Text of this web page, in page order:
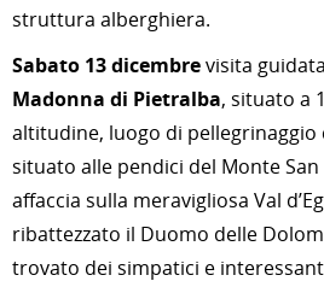
struttura alberghiera.
Sabato 13 dicembrevisita guidata
Madonna di Pietralba, situato a
altitudine, luogo di pellegrinaggio
situato alle pendici del Monte
affaccia sulla meravigliosa Val
ribattezzato il Duomo delle
trovato dei simpatici e